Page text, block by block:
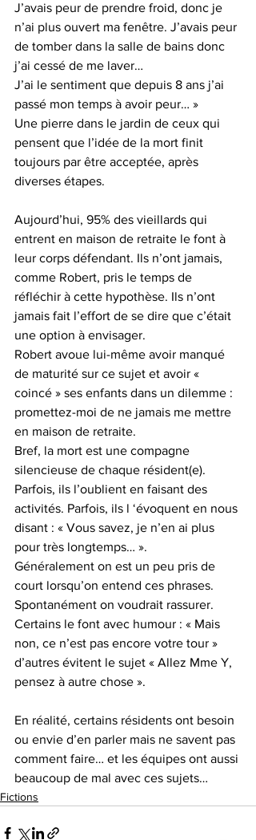
J’avais peur de prendre froid, donc je
n’ai plus ouvert ma fenêtre. J’avais peur
de tomber dans la salle de bains donc
j’ai cessé de me laver…
J’ai le sentiment que depuis 8 ans j’ai
passé mon temps à avoir peur… »
Une pierre dans le jardin de ceux qui
pensent que l’idée de la mort finit
toujours par être acceptée, après
diverses étapes.
Aujourd’hui, 95% des vieillards qui
entrent en maison de retraite le font à
leur corps défendant. Ils n’ont jamais,
comme Robert, pris le temps de
réfléchir à cette hypothèse. Ils n’ont
jamais fait l’effort de se dire que c’était
une option à envisager.
Robert avoue lui-même avoir manqué
de maturité sur ce sujet et avoir «
coincé » ses enfants dans un dilemme :
promettez-moi de ne jamais me mettre
en maison de retraite.
Bref, la mort est une compagne
silencieuse de chaque résident(e).
Parfois, ils l’oublient en faisant des
activités. Parfois, ils l ‘évoquent en nous
disant : « Vous savez, je n’en ai plus
pour très longtemps… ».
Généralement on est un peu pris de
court lorsqu’on entend ces phrases.
Spontanément on voudrait rassurer.
Certains le font avec humour : « Mais
non, ce n’est pas encore votre tour »
d’autres évitent le sujet « Allez Mme Y,
pensez à autre chose ».
En réalité, certains résidents ont besoin
ou envie d’en parler mais ne savent pas
comment faire… et les équipes ont aussi
beaucoup de mal avec ces sujets…
Fictions